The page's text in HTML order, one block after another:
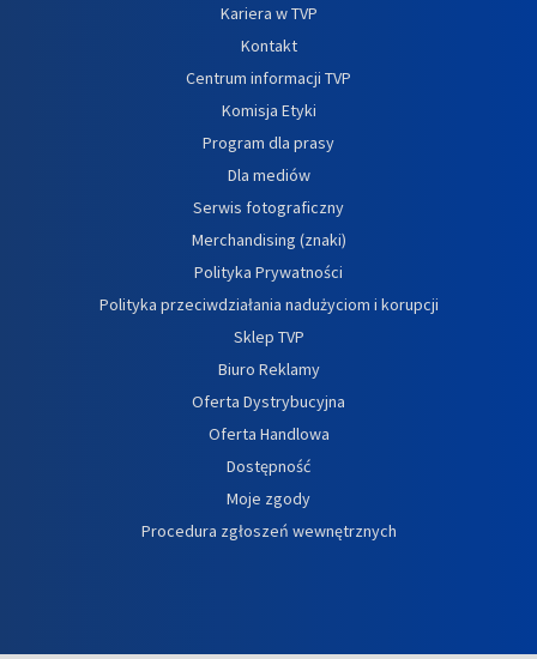
Kariera w TVP
Kontakt
Centrum informacji TVP
Komisja Etyki
Program dla prasy
Dla mediów
Serwis fotograficzny
Merchandising (znaki)
Polityka Prywatności
Polityka przeciwdziałania nadużyciom i korupcji
Sklep TVP
Biuro Reklamy
Oferta Dystrybucyjna
Oferta Handlowa
Dostępność
Moje zgody
Procedura zgłoszeń wewnętrznych